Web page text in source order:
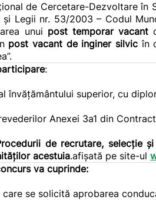
de Cercetare-Dezvoltare în
și Legii nr. 53/2003 – Codul
unui post temporar vacant
post vacant de inginer silvicîn
:
învăţământului superior, cu
Anexei 3a1 din
de recrutare, selecție
acestuia.afișată pe site-ul
va cuprinde:
care se solicită aprobarea